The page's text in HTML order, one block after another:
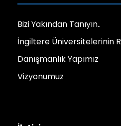
Bizi Yakından Tanıyın..
İngiltere Üniversitelerinin
Danışmanlık Yapımız
Vizyonumuz